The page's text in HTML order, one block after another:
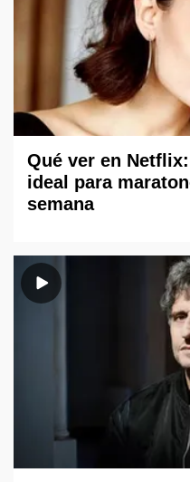
Qué ver en
ideal para
semana